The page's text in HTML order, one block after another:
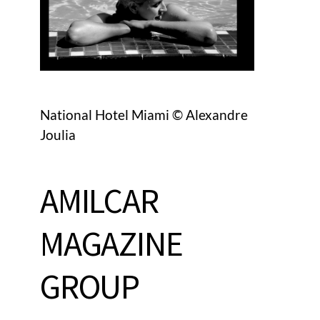
National Hotel Miami © Alexandre
Joulia
AMILCAR
MAGAZINE
GROUP